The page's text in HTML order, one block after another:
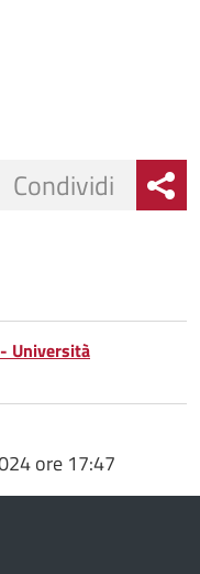
Condividi
Università
ore 17:47